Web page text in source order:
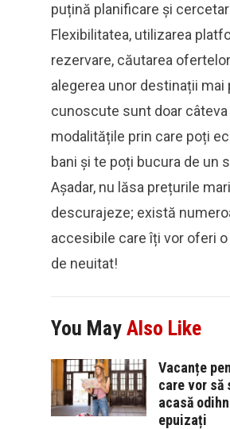
puțină planificare și
Flexibilitatea, utilizarea
rezervare, căutarea
alegerea unor destinații mai
cunoscute sunt doar
modalitățile prin care poți
bani și te poți bucura de un
Așadar, nu lăsa prețurile
descurajeze; există
accesibile care îți vor oferi
de neuitat!
You May Also Like
Vacanțe
care vor să
acasă
epuizați